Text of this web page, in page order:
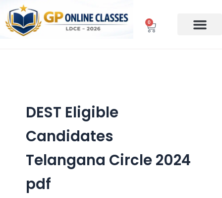
content
0
Cart
DEST Eligible
Candidates
Telangana Circle 2024
pdf